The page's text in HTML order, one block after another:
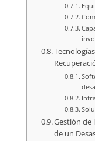
Gestión de
de un